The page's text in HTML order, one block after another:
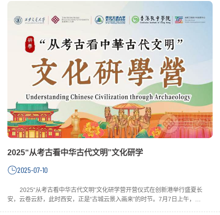
2025“从考古看中华古代文明”文化研学
2025-07-10
2025“从考古看中华古代文明”文化研学营开营仪式在创新港举行盛夏长
安，云卷云舒，此时西安，正是“古城云景入画来”的时节。7月7日上午，